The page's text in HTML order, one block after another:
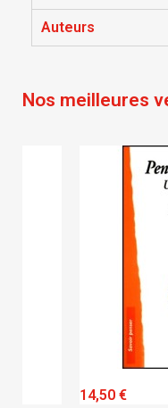
Annuler
Auteurs
Nos meilleures
14,50 €